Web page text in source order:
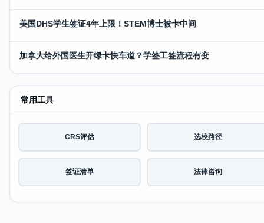
美国DHS学生签证4年上限！STEM博士被卡中间
加拿大给外国医生开绿卡快车道？学签工签流程有变
常用工具
CRS评估 选校路径
签证清单 法律咨询